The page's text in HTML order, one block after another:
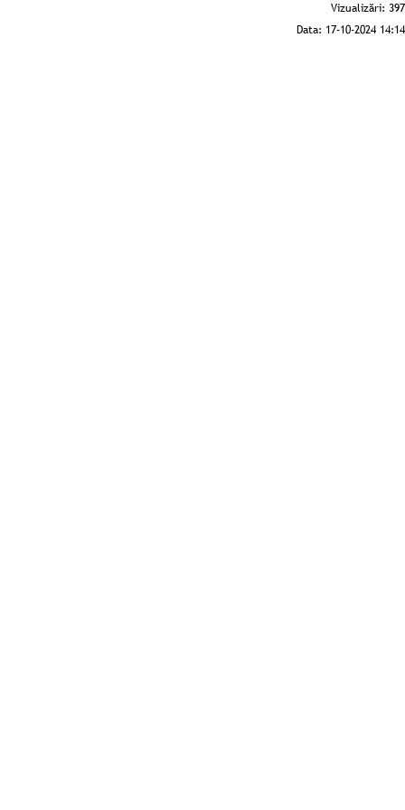
Vizualizări: 397
Data: 17-10-2024 14:14